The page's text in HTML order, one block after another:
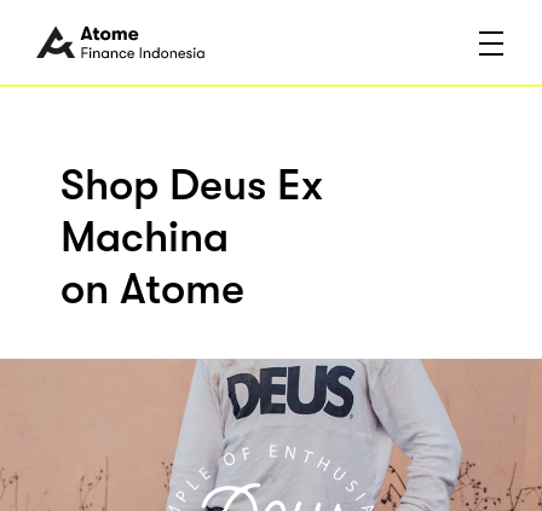
Shop Deus Ex
Machina
on Atome